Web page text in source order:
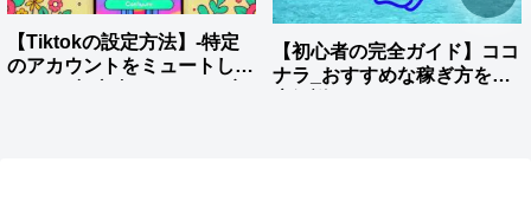
【Tiktokの設定方法】-特定
のアカウントをミュートしま
【初心者の完全ガイド】ココ
ナラ_おすすめな稼ぎ方を徹